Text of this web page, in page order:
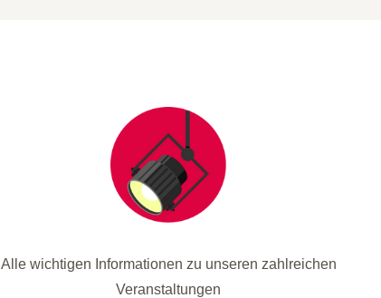
Alle wichtigen Informationen zu unseren zahlreichen
Veranstaltungen